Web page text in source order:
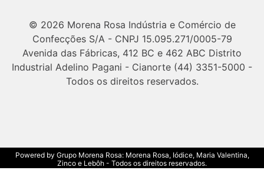
© 2026 Morena Rosa Indústria e Comércio de
Confecções S/A - CNPJ 15.095.271/0005-79
Avenida das Fábricas, 412 BC e 462 ABC Distrito
Industrial Adelino Pagani - Cianorte (44) 3351-5000 -
Todos os direitos reservados.
Powered by Grupo Morena Rosa: Morena Rosa, Iódice, Maria Valentina,
Zinco e Lebôh - Todos os direitos reservados.